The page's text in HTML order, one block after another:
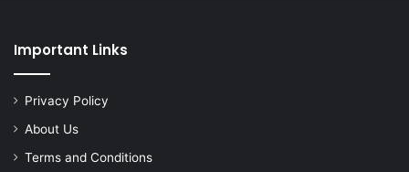
Important Links
Privacy Policy
About Us
Terms and Conditions